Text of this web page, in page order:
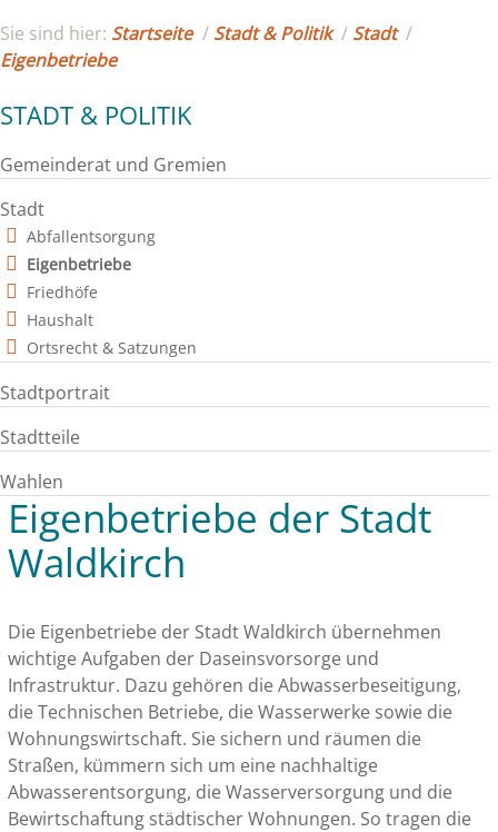
Sie sind hier: Startseite / Stadt & Politik / Stadt /
Eigenbetriebe
STADT & POLITIK
Gemeinderat und Gremien
Stadt
Abfallentsorgung
Eigenbetriebe
Friedhöfe
Haushalt
Ortsrecht & Satzungen
Stadtportrait
Stadtteile
Wahlen
Eigenbetriebe der Stadt
Waldkirch
Die Eigenbetriebe der Stadt Waldkirch übernehmen
wichtige Aufgaben der Daseinsvorsorge und
Infrastruktur. Dazu gehören die Abwasserbeseitigung,
die Technischen Betriebe, die Wasserwerke sowie die
Wohnungswirtschaft. Sie sichern und räumen die
Straßen, kümmern sich um eine nachhaltige
Abwasserentsorgung, die Wasserversorgung und die
Bewirtschaftung städtischer Wohnungen. So tragen die